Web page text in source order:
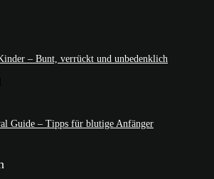
– Bunt, verrückt und unbedenklich
Guide – Tipps für blutige Anfänger